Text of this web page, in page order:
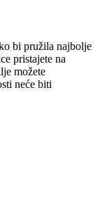
bi pružila najbolje
pristajete na
možete
neće biti